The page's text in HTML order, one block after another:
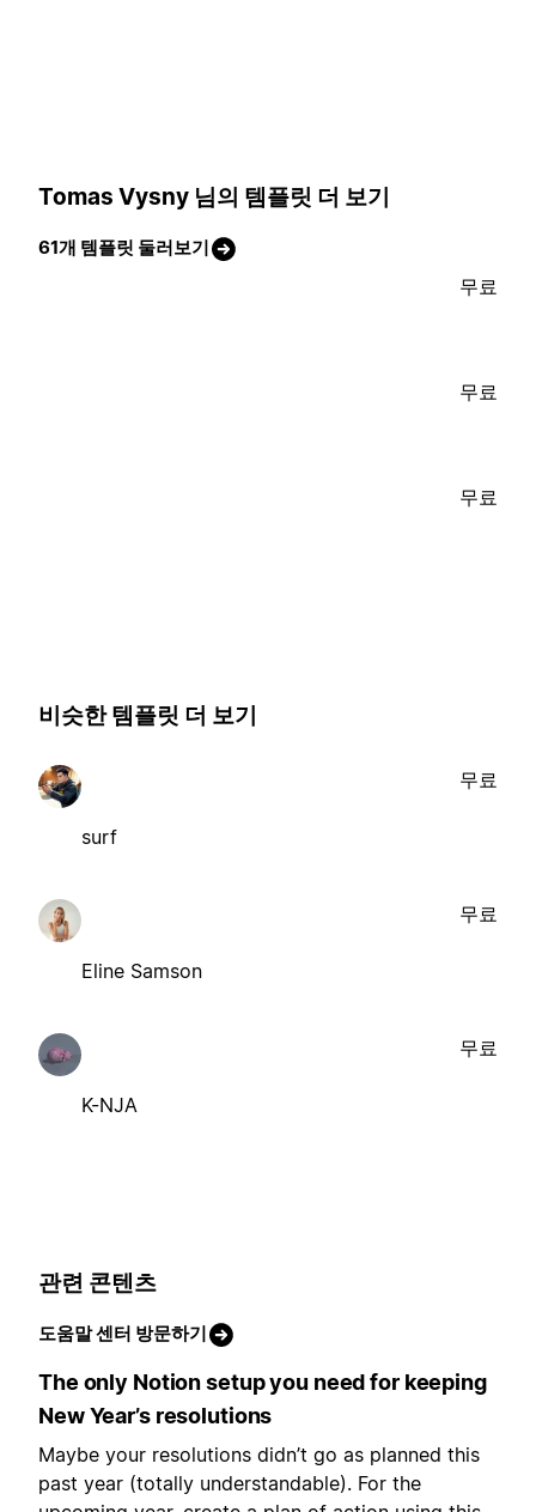
Tomas Vysny 님의 템플릿 더 보기
61개 템플릿 둘러보기
무료
무료
무료
비슷한 템플릿 더 보기
surf
무료
Eline Samson
무료
K-NJA
무료
관련 콘텐츠
도움말 센터 방문하기
The only Notion setup you need for keeping
New Year’s resolutions
Maybe your resolutions didn’t go as planned this
past year (totally understandable). For the